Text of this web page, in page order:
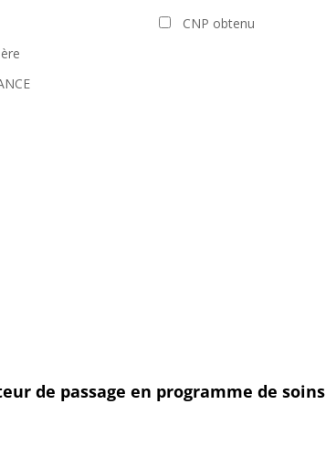
CNP obtenu
de passage en programme de soins